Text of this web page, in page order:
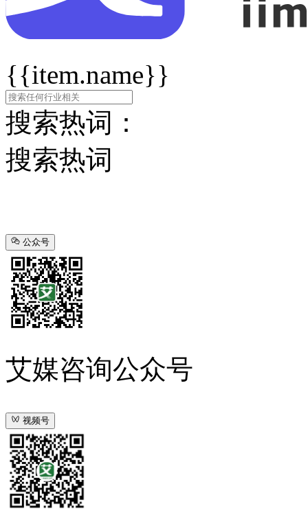
{{item.name}}
搜索热词：
搜索热词
公众号
艾媒咨询公众号
视频号